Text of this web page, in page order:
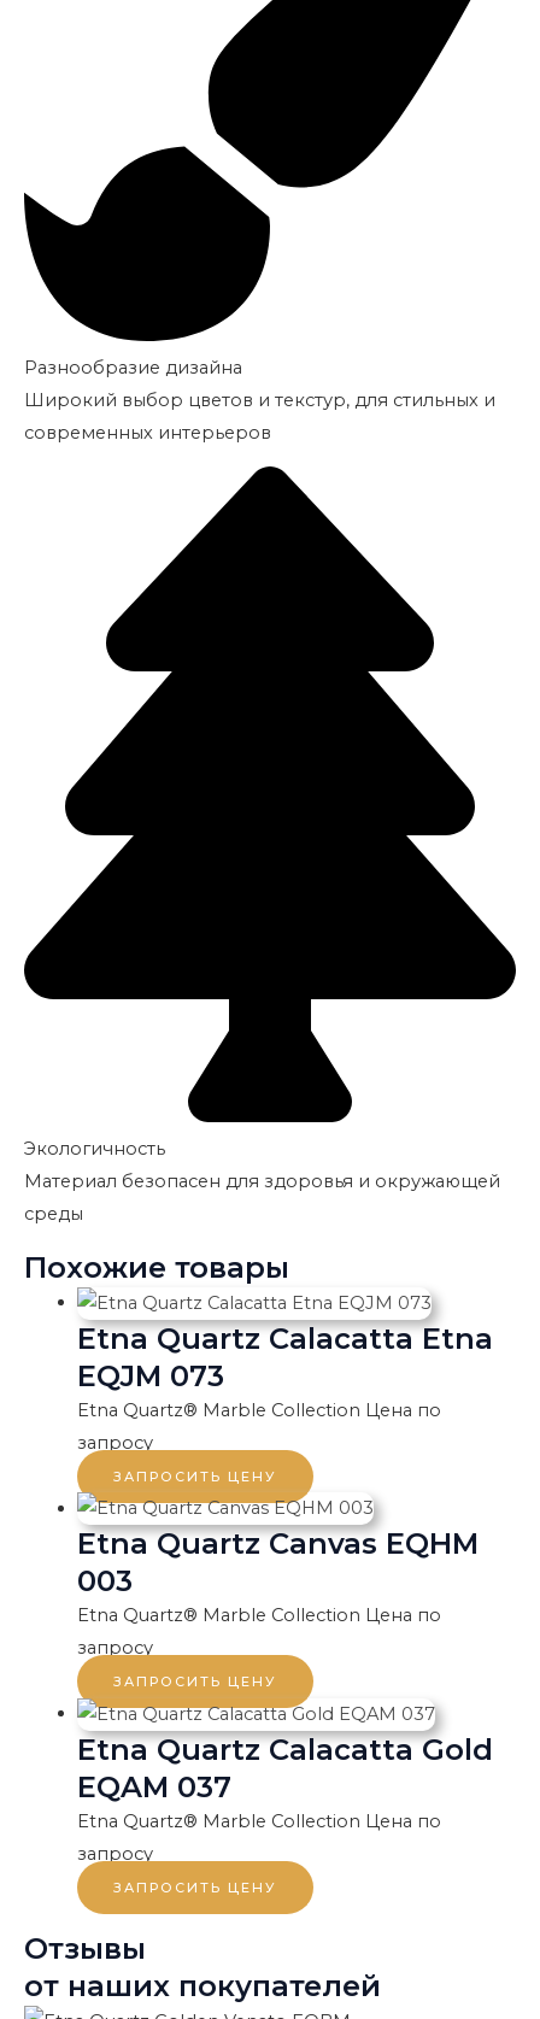
Разнообразие дизайна
Широкий выбор цветов и текстур, для стильных и
современных интерьеров
Экологичность
Материал безопасен для здоровья и окружающей
среды
Похожие товары
Etna Quartz Calacatta Etna
EQJM 073
Etna Quartz® Marble Collection Цена по
запросу
ЗАПРОСИТЬ ЦЕНУ
Etna Quartz Canvas EQHM
003
Etna Quartz® Marble Collection Цена по
запросу
ЗАПРОСИТЬ ЦЕНУ
Etna Quartz Calacatta Gold
EQAM 037
Etna Quartz® Marble Collection Цена по
запросу
ЗАПРОСИТЬ ЦЕНУ
Отзывы
от наших покупателей